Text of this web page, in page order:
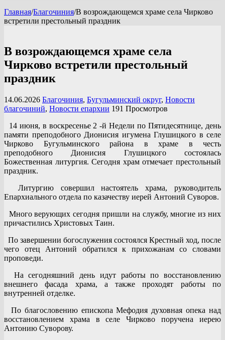
Главная/Благочиния/В возрождающемся храме села Чирково
встретили престольный праздник
В возрождающемся храме села
Чирково встретили престольный
праздник
14.06.2026 Благочиния, Бугульминский округ, Новости
благочиний, Новости епархии 191 Просмотров
14 июня, в воскресенье 2 -й Недели по Пятидесятнице, день
памяти преподобного Дионисия игумена Глушицкого в селе
Чирково Бугульминского района в храме в честь
преподобного Дионисия Глушицкого состоялась
Божественная литургия. Сегодня храм отмечает престольный
праздник.
Литургию совершил настоятель храма, руководитель
Епархиального отдела по казачеству иерей Антоний Суворов.
Много верующих сегодня пришли на службу, многие из них
причастились Христовых Таин.
По завершении богослужения состоялся Крестный ход, после
чего отец Антоний обратился к прихожанам со словами
проповеди.
На сегодняшний день идут работы по восстановлению
внешнего фасада храма, а также проходят работы по
внутренней отделке.
По благословению епископа Мефодия духовная опека над
восстановлением храма в селе Чирково поручена иерею
Антонию Суворову.